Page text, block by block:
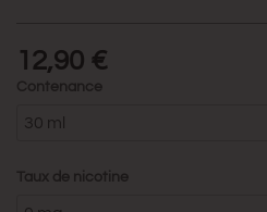
12,90 €
Contenance
Taux de nicotine